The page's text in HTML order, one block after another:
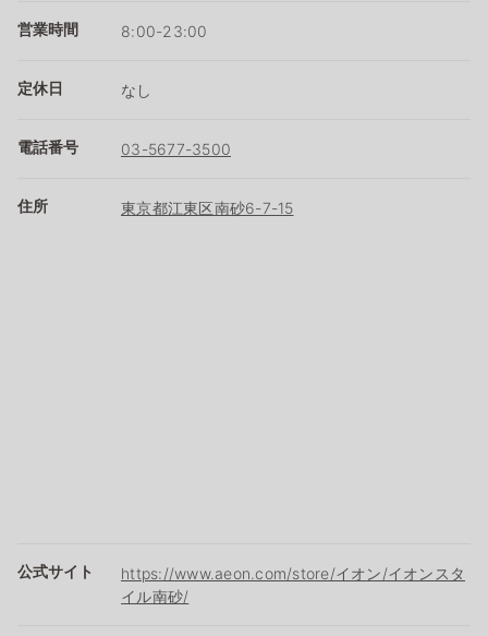
営業時間 8:00-23:00
定休日 なし
電話番号 03-5677-3500
住所 東京都江東区南砂6-7-15
公式サイト
https://www.aeon.com/store/イオン/イオンスタ
イル南砂/